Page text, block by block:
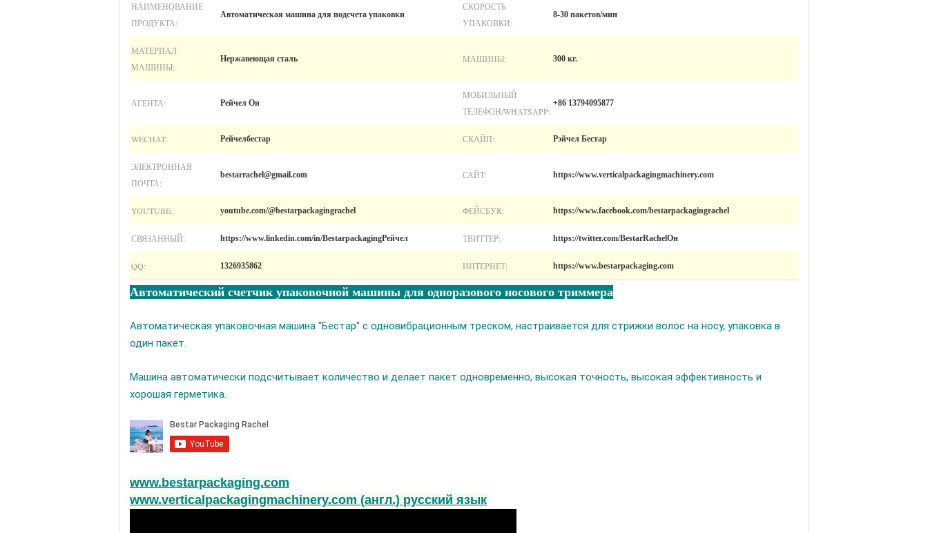
НАИМЕНОВАНИЕ
ПРОДУКТА:
Автоматическая машина для подсчета упаковки
СКОРОСТЬ
УПАКОВКИ:
8-30 пакетов/мин
МАТЕРИАЛ
МАШИНЫ:
Нержавеющая сталь МАШИНЫ: 300 кг.
АГЕНТА: Рейчел Он
МОБИЛЬНЫЙ
ТЕЛЕФОН/WHATSAPP:
+86 13794095877
WECHAT: Рейчелбестар СКАЙП: Рэйчел Бестар
ЭЛЕКТРОННАЯ
ПОЧТА:
bestarrachel@gmail.com САЙТ: https://www.verticalpackagingmachinery.com
YOUTUBE: youtube.com/@bestarpackagingrachel ФЕЙСБУК: https://www.facebook.com/bestarpackagingrachel
СВЯЗАННЫЙ: https://www.linkedin.com/in/BestarpackagingРейчел ТВИТТЕР: https://twitter.com/BestarRachelОн
QQ: 1326935862 ИНТЕРНЕТ: https://www.bestarpackaging.com
Автоматический счетчик упаковочной машины для одноразового носового триммера
Автоматическая упаковочная машина "Бестар" с одновибрационным треском, настраивается для стрижки волос на носу, упаковка в
один пакет.
Машина автоматически подсчитывает количество и делает пакет одновременно, высокая точность, высокая эффективность и
хорошая герметика.
www.bestarpackaging.com
www.verticalpackagingmachinery.com (англ.) русский язык